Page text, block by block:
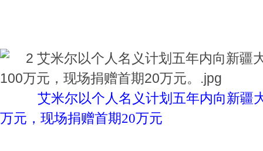
艾米尔以个人名义计划五年内向新疆
万元，现场捐赠首期20万元